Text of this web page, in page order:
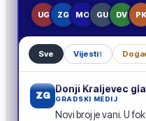
UG ZG MO GU DV PK
Sve Vijesti1
ZG
Donji Kraljevec
GRADSKI MEDIJ
Novi broj je vani. U